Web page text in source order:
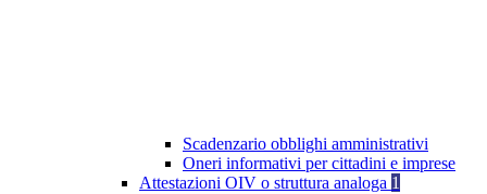
Scadenzario obblighi amministrativi
Oneri informativi per cittadini e imprese
Attestazioni OIV o struttura analoga 1